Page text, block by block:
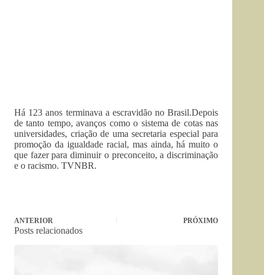
Há 123 anos terminava a escravidão no Brasil.Depois
de tanto tempo, avanços como o sistema de cotas nas
universidades, criação de uma secretaria especial para
promoção da igualdade racial, mas ainda, há muito o
que fazer para diminuir o preconceito, a discriminação
e o racismo. TVNBR.
ANTERIOR PRÓXIMO
Posts relacionados